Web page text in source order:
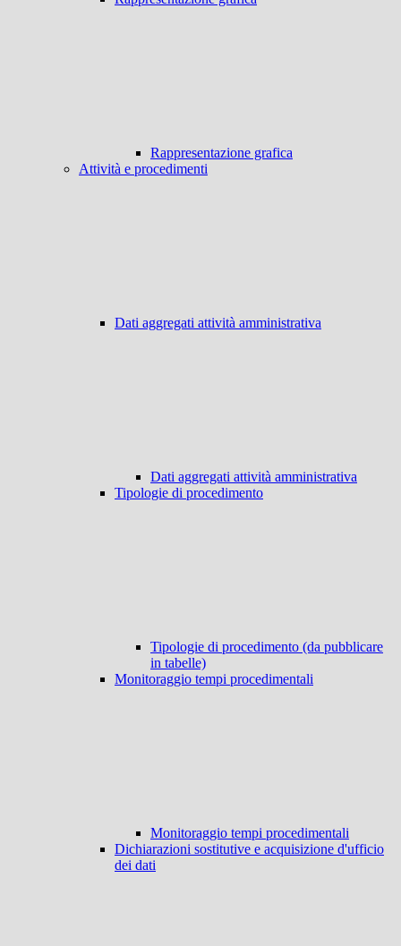
Rappresentazione grafica
Attività e procedimenti
Dati aggregati attività amministrativa
Dati aggregati attività amministrativa
Tipologie di procedimento
Tipologie di procedimento (da pubblicare
in tabelle)
Monitoraggio tempi procedimentali
Monitoraggio tempi procedimentali
Dichiarazioni sostitutive e acquisizione d'ufficio
dei dati